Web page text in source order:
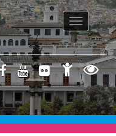
Toggle
navigation